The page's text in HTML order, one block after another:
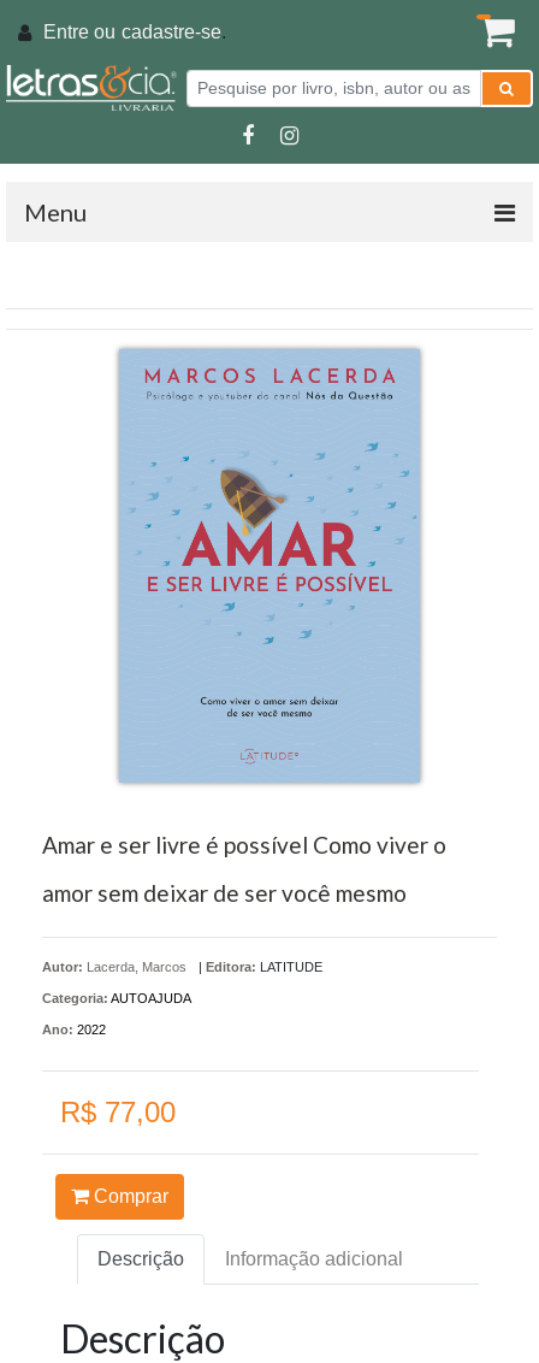
Entre ou cadastre-se.
Menu
Amar e ser livre é possível Como viver o
amor sem deixar de ser você mesmo
Autor: Lacerda, Marcos Editora: LATITUDE
Categoria: AUTOAJUDA
Ano: 2022
R$ 77,00
Comprar
Descrição Informação adicional
Descrição